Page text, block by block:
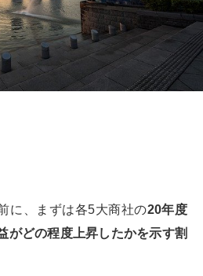
に、まずは各5大商社の20年度
がどの程度上昇したかを示す割